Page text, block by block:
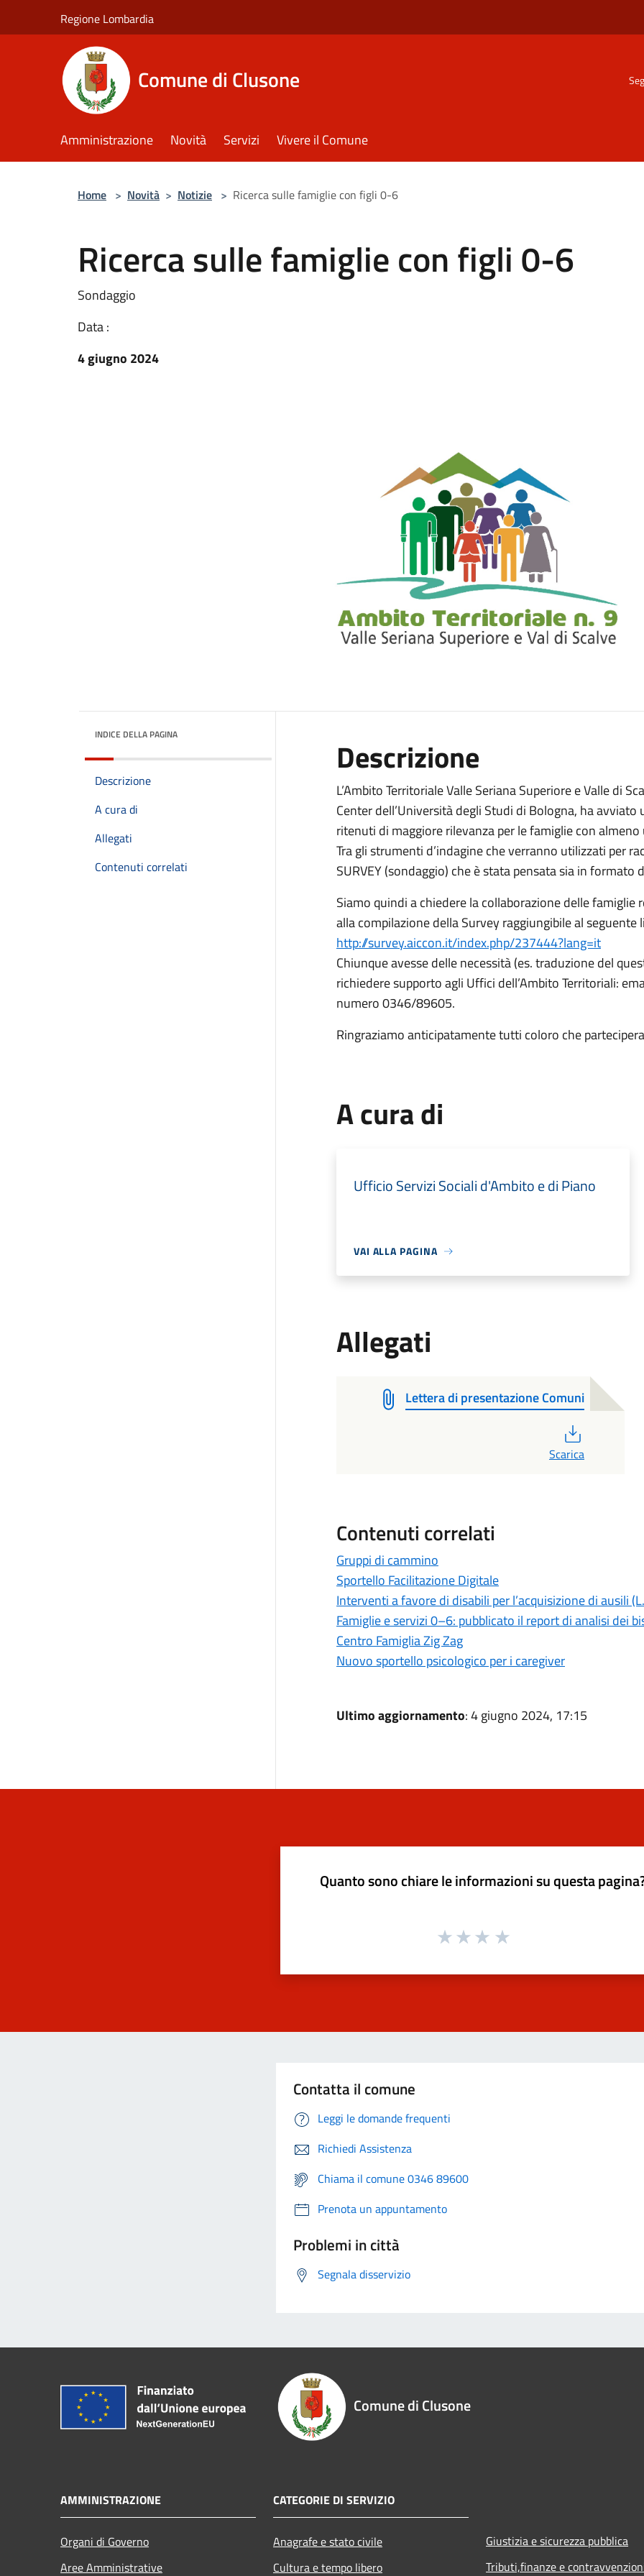
Regione Lombardia
Comune di Clusone
Amministrazione Novità Servizi Vivere il Comune
Home > Novità > Notizie > Ricerca sulle famiglie con figli 0-6
Ricerca sulle famiglie con figli 0-6
Sondaggio
Data :
4 giugno 2024
INDICE DELLA PAGINA
Descrizione
A cura di
Allegati
Contenuti correlati
Descrizione
L’Ambito Territoriale Valle Seriana Superiore e Valle di
Center dell’Università degli Studi di Bologna, ha
ritenuti di maggiore rilevanza per le famiglie con
Tra gli strumenti d’indagine che verranno utilizzati per
SURVEY (sondaggio) che è stata pensata sia in formato
Siamo quindi a chiedere la collaborazione delle
alla compilazione della Survey raggiungibile al seguente
http://survey.aiccon.it/index.php/237444?lang=it
Chiunque avesse delle necessità (es. traduzione del
richiedere supporto agli Uffici dell’Ambito Territoriali:
numero 0346/89605.
Ringraziamo anticipatamente tutti coloro che
A cura di
Ufficio Servizi Sociali d'Ambito e di Piano
VAI ALLA PAGINA
Allegati
Lettera di presentazione Comuni
Scarica
Contenuti correlati
Gruppi di cammino
Sportello Facilitazione Digitale
Interventi a favore di disabili per l’acquisizione di ausili
Famiglie e servizi 0–6: pubblicato il report di analisi dei
Centro Famiglia Zig Zag
Nuovo sportello psicologico per i caregiver
Ultimo aggiornamento: 4 giugno 2024, 17:15
Quanto sono chiare le informazioni su questa
Contatta il comune
Leggi le domande frequenti
Richiedi Assistenza
Chiama il comune 0346 89600
Prenota un appuntamento
Problemi in città
Segnala disservizio
Comune di Clusone
AMMINISTRAZIONE
Organi di Governo
Aree Amministrative
CATEGORIE DI SERVIZIO
Anagrafe e stato civile
Cultura e tempo libero
Giustizia e sicurezza pubblica
Tributi,finanze e